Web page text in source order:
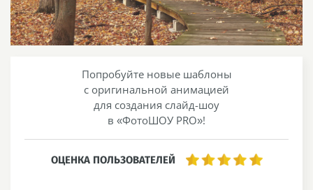
Попробуйте новые шаблоны
с оригинальной анимацией
для создания слайд-шоу
в «ФотоШОУ PRO»!
ОЦЕНКА ПОЛЬЗОВАТЕЛЕЙ